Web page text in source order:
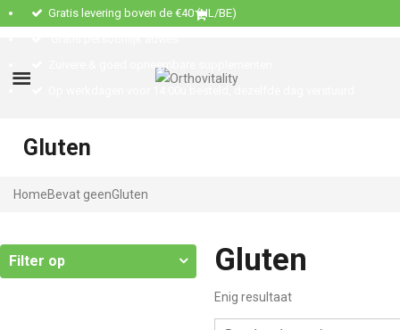
Gratis levering boven de €40 (NL/BE)
Zuivere & goed opneembare supplementen
Gluten
HomeBevat geenGluten
Filter op Gluten
Enig resultaat